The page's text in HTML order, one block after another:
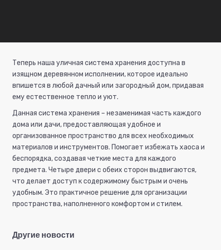
Теперь наша уличная система хранения доступна в
изящном деревянном исполнении, которое идеально
впишется в любой дачный или загородный дом, придавая
ему естественное тепло и уют.
Данная система хранения – незаменимая часть каждого
дома или дачи, предоставляющая удобное и
организованное пространство для всех необходимых
материалов и инструментов. Помогает избежать хаоса и
беспорядка, создавая четкие места для каждого
предмета. Четыре двери с обеих сторон выдвигаются,
что делает доступ к содержимому быстрым и очень
удобным. Это практичное решение для организации
пространства, наполненного комфортом и стилем.
Другие новости